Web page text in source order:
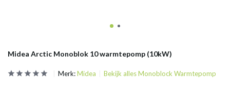
Midea Arctic Monoblok 10 warmtepomp (10kW)
Merk:Midea Bekijk alles Monoblock Warmtepomp